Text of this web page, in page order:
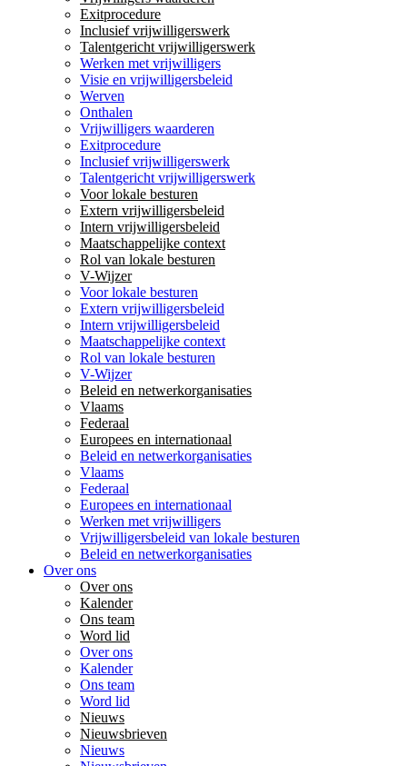
Exitprocedure
Inclusief vrijwilligerswerk
Talentgericht vrijwilligerswerk
Werken met vrijwilligers
Visie en vrijwilligersbeleid
Werven
Onthalen
Vrijwilligers waarderen
Exitprocedure
Inclusief vrijwilligerswerk
Talentgericht vrijwilligerswerk
Voor lokale besturen
Extern vrijwilligersbeleid
Intern vrijwilligersbeleid
Maatschappelijke context
Rol van lokale besturen
V-Wijzer
Voor lokale besturen
Extern vrijwilligersbeleid
Intern vrijwilligersbeleid
Maatschappelijke context
Rol van lokale besturen
V-Wijzer
Beleid en netwerkorganisaties
Vlaams
Federaal
Europees en internationaal
Beleid en netwerkorganisaties
Vlaams
Federaal
Europees en internationaal
Werken met vrijwilligers
Vrijwilligersbeleid van lokale besturen
Beleid en netwerkorganisaties
Over ons
Over ons
Kalender
Ons team
Word lid
Over ons
Kalender
Ons team
Word lid
Nieuws
Nieuwsbrieven
Nieuws